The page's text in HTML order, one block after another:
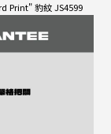
Print" 豹紋 JS4599